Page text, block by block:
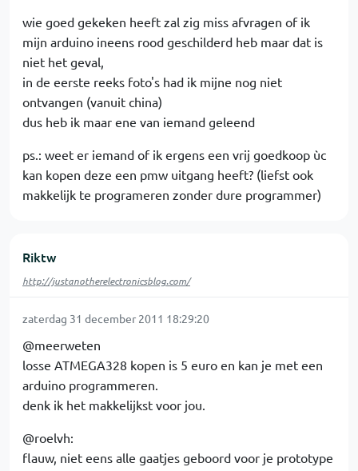
wie goed gekeken heeft zal zig miss afvragen of ik
mijn arduino ineens rood geschilderd heb maar dat is
niet het geval,
in de eerste reeks foto's had ik mijne nog niet
ontvangen (vanuit china)
dus heb ik maar ene van iemand geleend
ps.: weet er iemand of ik ergens een vrij goedkoop ùc
kan kopen deze een pmw uitgang heeft? (liefst ook
makkelijk te programeren zonder dure programmer)
Riktw
http://justanotherelectronicsblog.com/
zaterdag 31 december 2011 18:29:20
@meerweten
losse ATMEGA328 kopen is 5 euro en kan je met een
arduino programmeren.
denk ik het makkelijkst voor jou.
@roelvh:
flauw, niet eens alle gaatjes geboord voor je prototype